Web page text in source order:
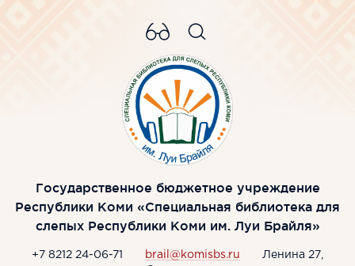
+7 8212 24-06-71 brail@komisbs.ru
Ленина 27,
Государственное бюджетное учреждение
Республики Коми «Специальная библиотека для
слепых Республики Коми им. Луи Брайля»